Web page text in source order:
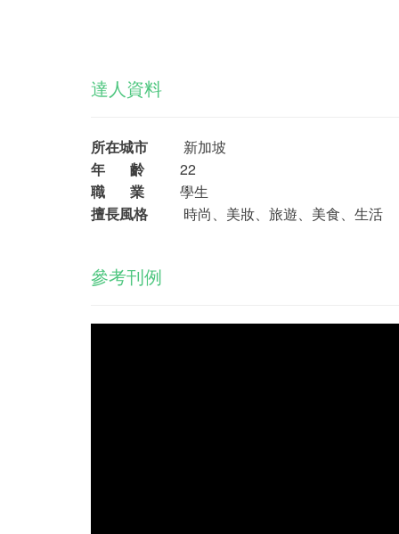
達人資料
所在城市 新加坡
年 齡22
職 業 學生
擅長風格 時尚、美妝、旅遊、美食、生活
參考刊例